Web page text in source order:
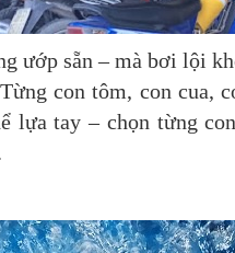
ướp sẵn – mà bơi lội
con tôm, con
lựa tay – chọn từng